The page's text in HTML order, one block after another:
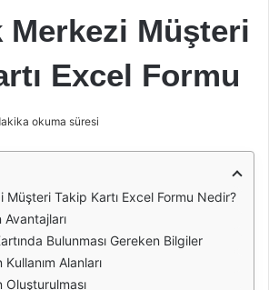
Merkezi Müşteri
Excel Formu
okuma süresi
Müşteri Takip Kartı Excel Formu Nedir?
Bulunması Gereken Bilgiler
Alanları
Oluşturulması